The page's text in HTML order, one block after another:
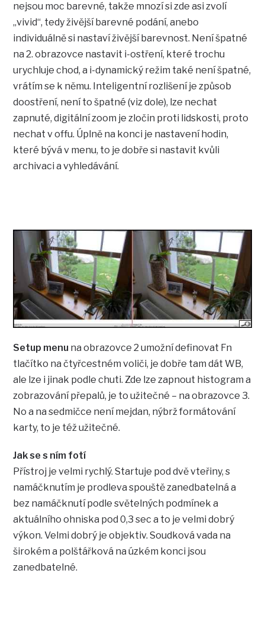
nejsou moc barevné, takže mnozí si zde asi zvolí
„vivid“, tedy živější barevné podání, anebo
individuálně si nastaví živější barevnost. Není špatné
na 2. obrazovce nastavit i-ostření, které trochu
urychluje chod, a i-dynamický režim také není špatné,
vrátím se k němu. Inteligentní rozlišení je způsob
doostření, není to špatné (viz dole), lze nechat
zapnuté, digitální zoom je zločin proti lidskosti, proto
nechat v offu. Úplně na konci je nastavení hodin,
které bývá v menu, to je dobře si nastavit kvůli
archivaci a vyhledávání.
Setup menu na obrazovce 2 umožní definovat Fn
tlačítko na čtyřcestném voliči, je dobře tam dát WB,
ale lze i jinak podle chuti. Zde lze zapnout histogram a
zobrazování přepalů, je to užitečné – na obrazovce 3.
No a na sedmičce není mejdan, nýbrž formátování
karty, to je též užitečné.
Jak se s ním fotí
Přístroj je velmi rychlý. Startuje pod dvě vteřiny, s
namáčknutím je prodleva spouště zanedbatelná a
bez namáčknutí podle světelných podmínek a
aktuálního ohniska pod 0,3 sec a to je velmi dobrý
výkon. Velmi dobrý je objektiv. Soudková vada na
širokém a polštářková na úzkém konci jsou
zanedbatelné.